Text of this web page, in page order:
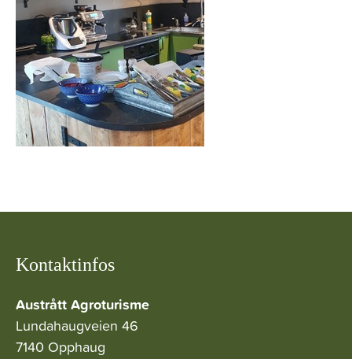
Kontaktinfos
Austrått Agroturisme
Lundahaugveien 46
7140 Opphaug